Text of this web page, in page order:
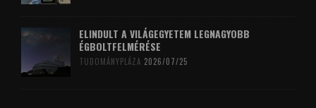
ELINDULT A VILÁGEGYETEM LEGNAGYOBB
ÉGBOLTFELMÉRÉSE
TUDOMÁNYPLÁZA 2026/07/25